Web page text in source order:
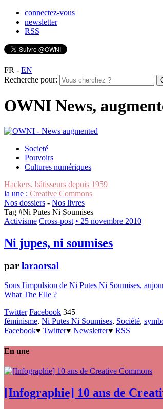
connectez-vous
newsletter
RSS
FR - EN
Recherche pour:
OWNI News,
Societé
Pouvoirs
Cultures numériques
Hackers, bâtisseurs depuis 1959
la une : Creative Commons
Nos dossiers - Nos livres
Tag #Ni Putes Ni Soumises
Activisme Cross-post • 25 novembre 2010
Ni jupes, ni soumises
par laraorsal
Sous l'impulsion de Ni Putes Ni Soumises,
What The Elle ?
Twitter Facebook 345
féminisme, Ni Putes Ni Soumises, Société,
Facebook♥ Twitter♥ Newsletter♥ RSS
En une
[Infographie] 10 ans de